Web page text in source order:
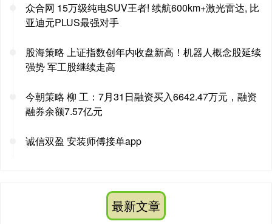
众合网 15万级纯电SUV王者! 续航600km+激光雷达, 比
亚迪元PLUS最强对手
股海策略 上证指数创年内收盘新高！机器人概念股延续
强势 军工股继续走高
今朝策略 柳 工：7月31日融资买入6642.47万元，融资
融券余额7.57亿元
诚信双盈 安装师傅接单app
最新文章